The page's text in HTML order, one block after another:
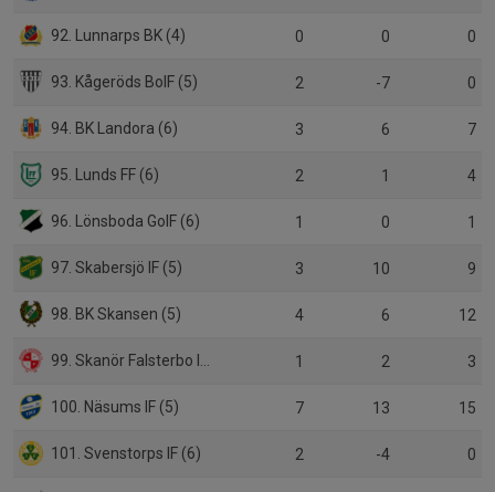
92. Lunnarps BK (4) 0 0 0
93. Kågeröds BoIF (5) 2 -7 0
94. BK Landora (6) 3 6 7
95. Lunds FF (6) 2 1 4
96. Lönsboda GoIF (6) 1 0 1
97. Skabersjö IF (5) 3 10 9
98. BK Skansen (5) 4 6 12
99. Skanör Falsterbo IF (5) 1 2 3
100. Näsums IF (5) 7 13 15
101. Svenstorps IF (6) 2 -4 0